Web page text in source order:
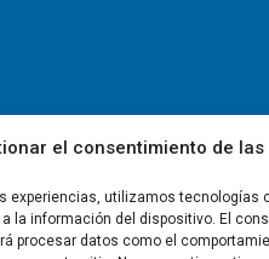
el consentimiento de
experiencias, utilizamos tecnologías
la información del dispositivo. El
procesar datos como el